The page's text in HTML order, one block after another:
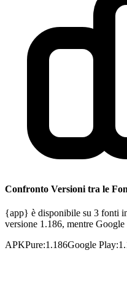
Confronto Versioni tra le
{app} è disponibile su 3 fonti
versione 1.186, mentre
APKPure:1.186Google Play: